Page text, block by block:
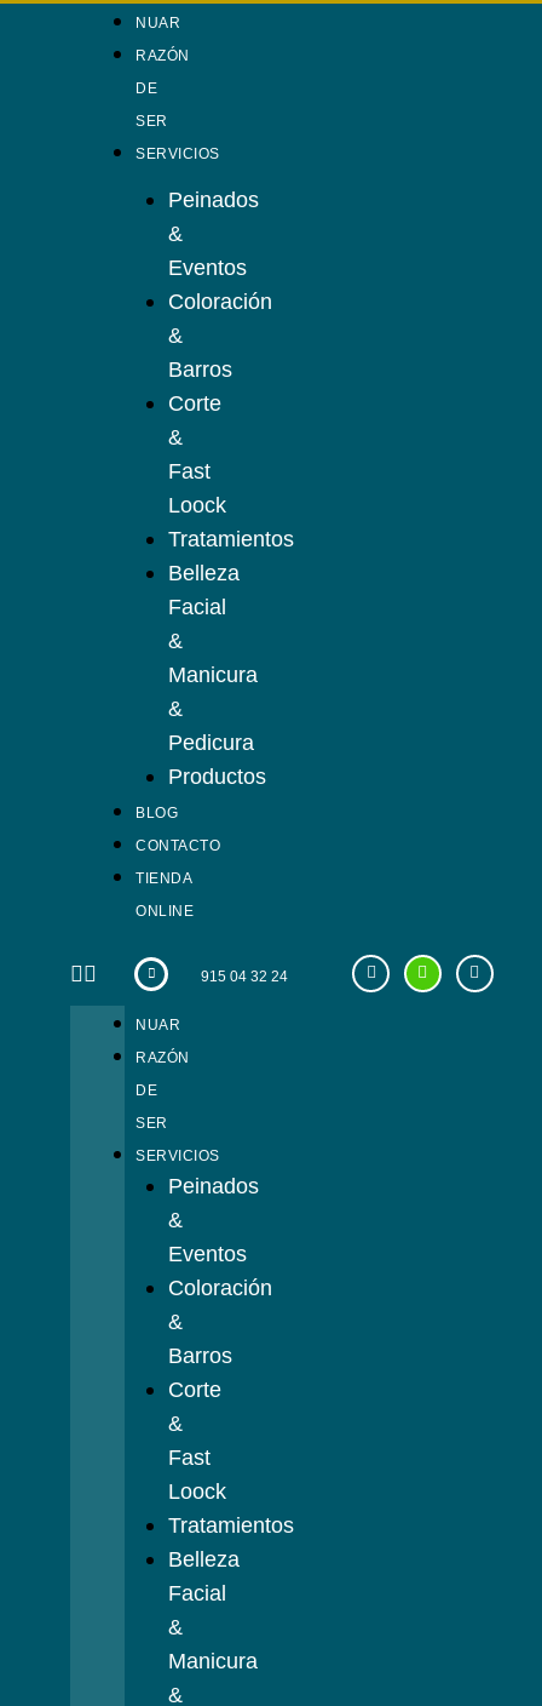
NUAR
RAZÓN
DE
SER
SERVICIOS
Peinados
&
Eventos
Coloración
&
Barros
Corte
&
Fast
Loock
Tratamientos
Belleza
Facial
&
Manicura
&
Pedicura
Productos
BLOG
CONTACTO
TIENDA
ONLINE
NUAR
RAZÓN
DE
SER
SERVICIOS
Peinados
&
Eventos
Coloración
&
Barros
Corte
&
Fast
Loock
Tratamientos
Belleza
Facial
&
Manicura
&
915 04 32 24